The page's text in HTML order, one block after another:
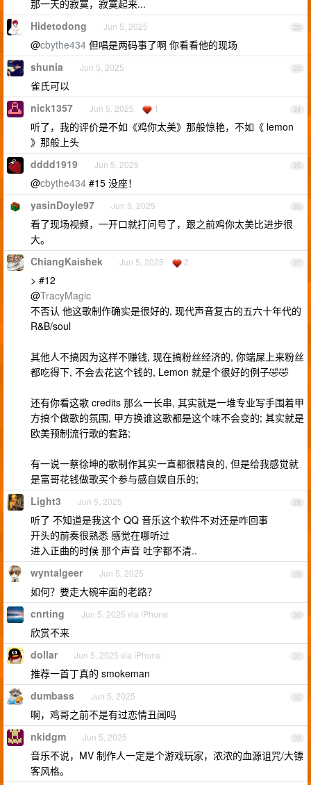
那一天的寂寞，寂寞起来...
22
Hidetodong Jun 5, 2025
@cbythe434 但唱是两码事了啊 你看看他的现场
23
shunia Jun 5, 2025
雀氏可以
24
nick1357 Jun 5, 2025 1
听了，我的评价是不如《鸡你太美》那般惊艳，不如《 lemon
》那般上头
25
dddd1919 Jun 5, 2025
@cbythe434 #15 没座！
26
yasinDoyle97 Jun 5, 2025
看了现场视频，一开口就打问号了，跟之前鸡你太美比进步很
大。
27
ChiangKaishek Jun 5, 2025 2
> #12
@TracyMagic
不否认 他这歌制作确实是很好的, 现代声音复古的五六十年代的
R&B/soul
其他人不搞因为这样不赚钱, 现在搞粉丝经济的, 你端屎上来粉丝
都吃得下, 不会去花这个钱的, Lemon 就是个很好的例子🤣🤣
还有你看这歌 credits 那么一长串, 其实就是一堆专业写手围着甲
方搞个做歌的氛围, 甲方换谁这歌都是这个味不会变的; 其实就是
欧美预制流行歌的套路;
有一说一蔡徐坤的歌制作其实一直都很精良的, 但是给我感觉就
是富哥花钱做歌买个参与感自娱自乐的;
28
Light3 Jun 5, 2025
听了 不知道是我这个 QQ 音乐这个软件不对还是咋回事
开头的前奏很熟悉 感觉在哪听过
进入正曲的时候 那个声音 吐字都不清..
29
wyntalgeer Jun 5, 2025
如何？要走大碗牢面的老路？
30
cnrting Jun 5, 2025 via iPhone
欣赏不来
31
dollar Jun 5, 2025 via iPhone
推荐一首丁真的 smokeman
32
dumbass Jun 5, 2025
啊，鸡哥之前不是有过恋情丑闻吗
33
nkidgm Jun 5, 2025
音乐不说，MV 制作人一定是个游戏玩家，浓浓的血源诅咒/大镖
客风格。